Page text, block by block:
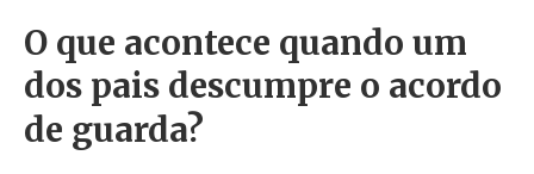
O que acontece quando um
dos pais descumpre o acordo
de guarda?